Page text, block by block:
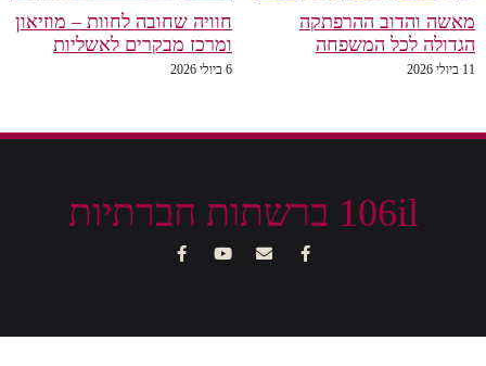
מאשה והדוב ההרפתקה
הגדולה לכל המשפחה
11 ביולי 2026
חוויה שחובה לחוות – מוזיאון
ומרכז מבקרים לאשליות
6 ביולי 2026
106il ברשתות חברתיות